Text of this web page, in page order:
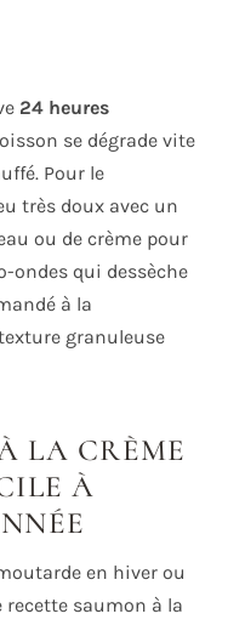
24 heures
se dégrade vite
Pour le
très doux avec un
ou de crème pour
ondes qui dessèche
à la
granuleuse
LA CRÈME
À
en hiver ou
saumon à la